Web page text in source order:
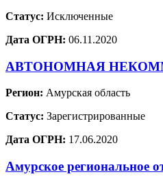
Статус: Исключенные
Дата ОГРН: 06.11.2020
АВТОНОМНАЯ
Регион: Амурская область
Статус: Зарегистрированные
Дата ОГРН: 17.06.2020
Амурское региональное